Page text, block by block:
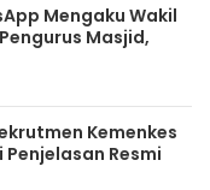
Mengaku Wakil
Masjid,
Kemenkes
Penjelasan Resmi